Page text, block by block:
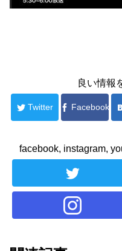
良い情報
Twitter Facebook
facebook, instagram,